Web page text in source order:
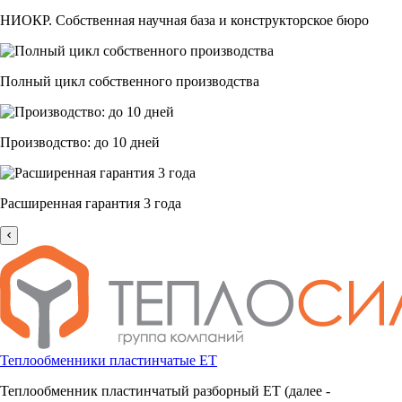
НИОКР. Собственная научная база и конструкторское бюро
Полный цикл собственного производства
Производство: до 10 дней
Расширенная гарантия 3 года
Теплообменники пластинчатые ЕТ
Теплообменник пластинчатый разборный ЕТ (далее -